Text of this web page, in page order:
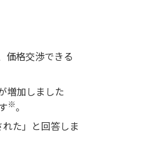
価格交渉できる
増加しました
※。
た」と回答しま